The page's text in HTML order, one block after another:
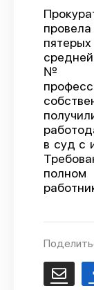
№
в суд с
полном